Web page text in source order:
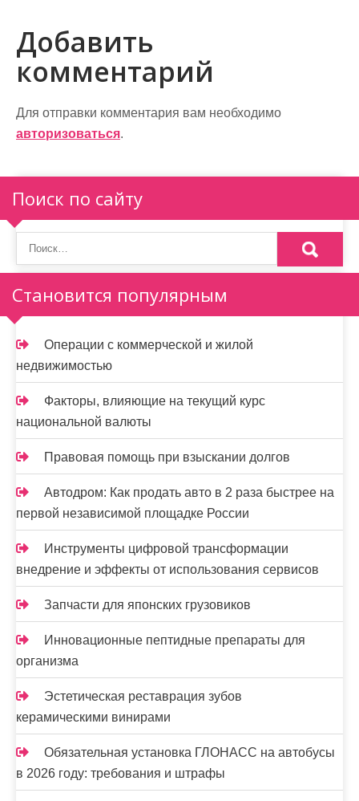
в
и
г
а
и
я
п
о
з
а
п
и
с
я
м
Добавить
комментарий
Для отправки комментария вам необходимо
авторизоваться.
Поиск по сайту
Становится популярным
Операции с коммерческой и жилой
недвижимостью
Факторы, влияющие на текущий курс
национальной валюты
Правовая помощь при взыскании долгов
Автодром: Как продать авто в 2 раза быстрее на
первой независимой площадке России
Инструменты цифровой трансформации
внедрение и эффекты от использования сервисов
Запчасти для японских грузовиков
Инновационные пептидные препараты для
организма
Эстетическая реставрация зубов
керамическими винирами
Обязательная установка ГЛОНАСС на автобусы
в 2026 году: требования и штрафы